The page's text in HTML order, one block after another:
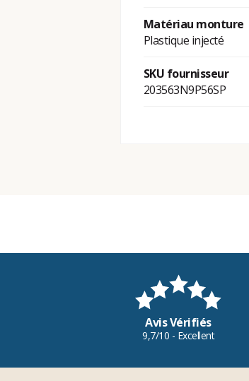
Matériau monture
Plastique injecté
SKU fournisseur
203563N9P56SP
Avis Vérifiés
9,7/10 - Excellent